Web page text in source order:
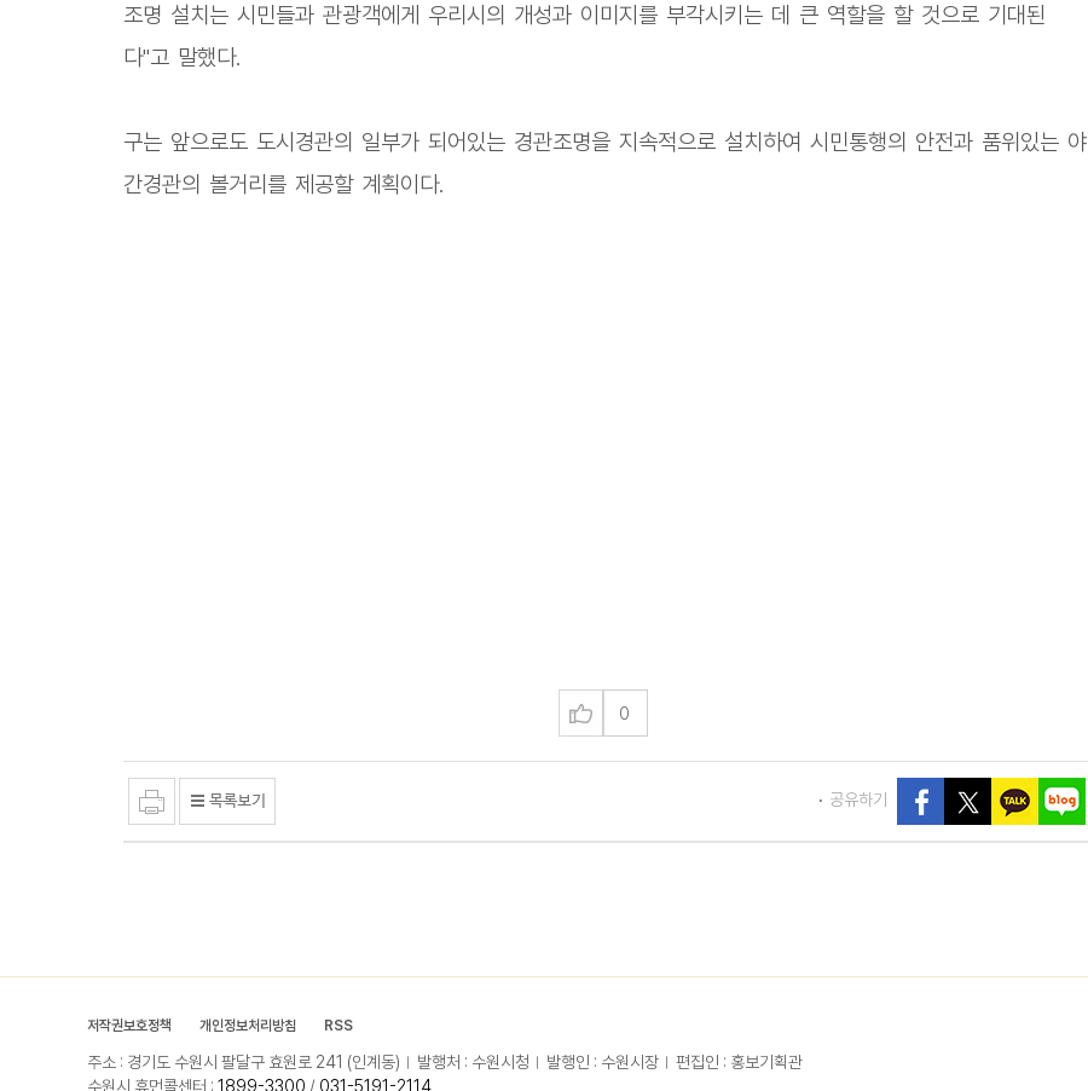
조명 설치는 시민들과 관광객에게 우리시의 개성과 이미지를 부각시키는 데 큰 역할을 할 것으로 기대된
다"고 말했다.
구는 앞으로도 도시경관의 일부가 되어있는 경관조명을 지속적으로 설치하여 시민통행의 안전과 품위있는 야
간경관의 볼거리를 제공할 계획이다.
0
공유하기
저작권보호정책 개인정보처리방침 RSS
주소 : 경기도 수원시 팔달구 효원로 241 (인계동) 발행처 : 수원시청 발행인 : 수원시장
편집인 : 홍보기획관
수원시 휴먼콜센터 : 1899-3300 / 031-5191-2114